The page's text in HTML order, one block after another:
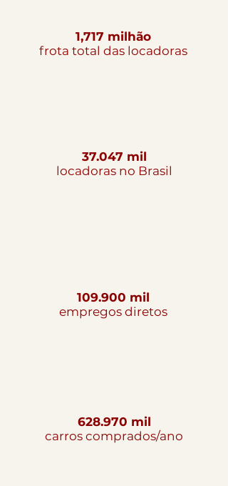
1,717 milhão
frota total das locadoras
37.047 mil
locadoras no Brasil
109.900 mil
empregos diretos
628.970 mil
carros comprados/ano